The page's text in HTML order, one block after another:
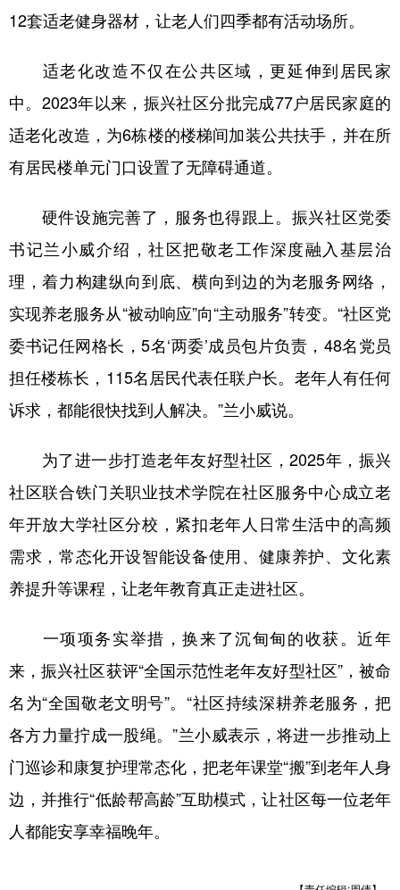
Deutsch Português
12套适老健身器材，让老人们四季都有活动场所。
适老化改造不仅在公共区域，更延伸到居民家
中。2023年以来，振兴社区分批完成77户居民家庭的
适老化改造，为6栋楼的楼梯间加装公共扶手，并在所
有居民楼单元门口设置了无障碍通道。
硬件设施完善了，服务也得跟上。振兴社区党委
书记兰小威介绍，社区把敬老工作深度融入基层治
理，着力构建纵向到底、横向到边的为老服务网络，
实现养老服务从“被动响应”向“主动服务”转变。“社区党
委书记任网格长，5名‘两委’成员包片负责，48名党员
担任楼栋长，115名居民代表任联户长。老年人有任何
诉求，都能很快找到人解决。”兰小威说。
为了进一步打造老年友好型社区，2025年，振兴
社区联合铁门关职业技术学院在社区服务中心成立老
年开放大学社区分校，紧扣老年人日常生活中的高频
需求，常态化开设智能设备使用、健康养护、文化素
养提升等课程，让老年教育真正走进社区。
一项项务实举措，换来了沉甸甸的收获。近年
来，振兴社区获评“全国示范性老年友好型社区”，被命
名为“全国敬老文明号”。“社区持续深耕养老服务，把
各方力量拧成一股绳。”兰小威表示，将进一步推动上
门巡诊和康复护理常态化，把老年课堂“搬”到老年人身
边，并推行“低龄帮高龄”互助模式，让社区每一位老年
人都能安享幸福晚年。